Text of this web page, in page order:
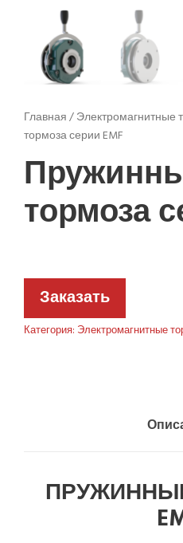
Главная/Электромагнитные
тормоза серии EMF
тормоза
Заказать
Категория: Электромагнитные